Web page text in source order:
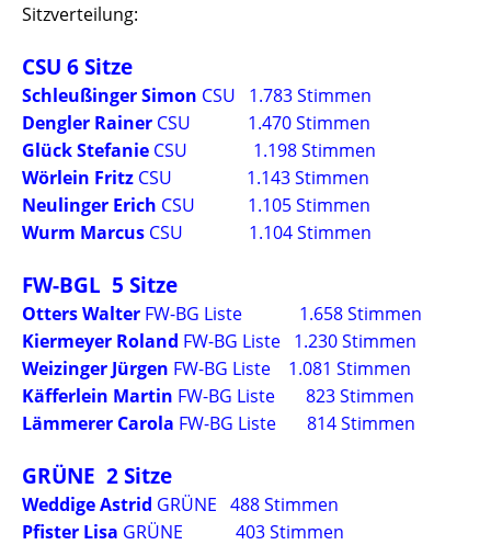
Sitzverteilung:
CSU 6 Sitze
Schleußinger Simon CSU 1.783 Stimmen
Dengler Rainer CSU 1.470 Stimmen
Glück Stefanie CSU 1.198 Stimmen
Wörlein Fritz CSU 1.143 Stimmen
Neulinger Erich CSU 1.105 Stimmen
Wurm Marcus CSU 1.104 Stimmen
FW-BGL 5 Sitze
Otters Walter FW-BG Liste 1.658 Stimmen
Kiermeyer Roland FW-BG Liste 1.230 Stimmen
Weizinger Jürgen FW-BG Liste 1.081 Stimmen
Käfferlein Martin FW-BG Liste 823 Stimmen
Lämmerer Carola FW-BG Liste 814 Stimmen
GRÜNE 2 Sitze
Weddige Astrid GRÜNE 488 Stimmen
Pfister Lisa GRÜNE 403 Stimmen